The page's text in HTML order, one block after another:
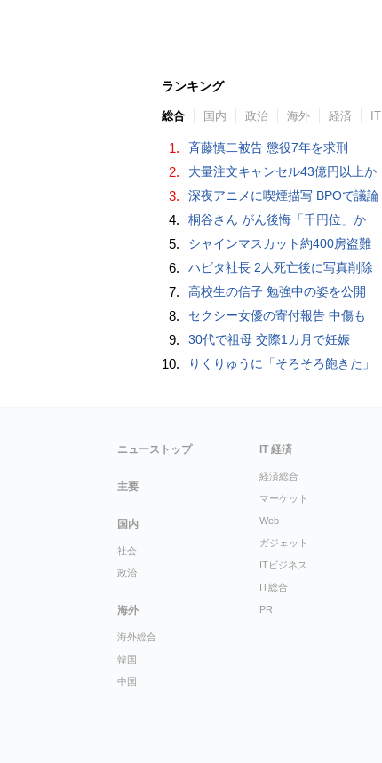
ランキング
総合 国内 政治 海外 経済 IT
1. 斉藤慎二被告 懲役7年を求刑
2. 大量注文キャンセル43億円以上か
3. 深夜アニメに喫煙描写 BPOで議論
4. 桐谷さん がん後悔「千円位」か
5. シャインマスカット約400房盗難
6. ハビタ社長 2人死亡後に写真削除
7. 高校生の信子 勉強中の姿を公開
8. セクシー女優の寄付報告 中傷も
9. 30代で祖母 交際1カ月で妊娠
10. りくりゅうに「そろそろ飽きた」
ニューストップ
主要
国内
社会
政治
海外
海外総合
韓国
中国
IT 経済
経済総合
マーケット
Web
ガジェット
ITビジネス
IT総合
PR